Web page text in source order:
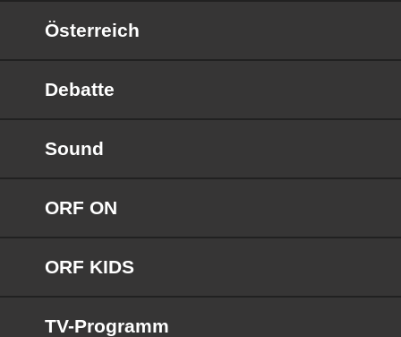
Österreich
Debatte
Sound
ORF ON
ORF KIDS
TV-Programm